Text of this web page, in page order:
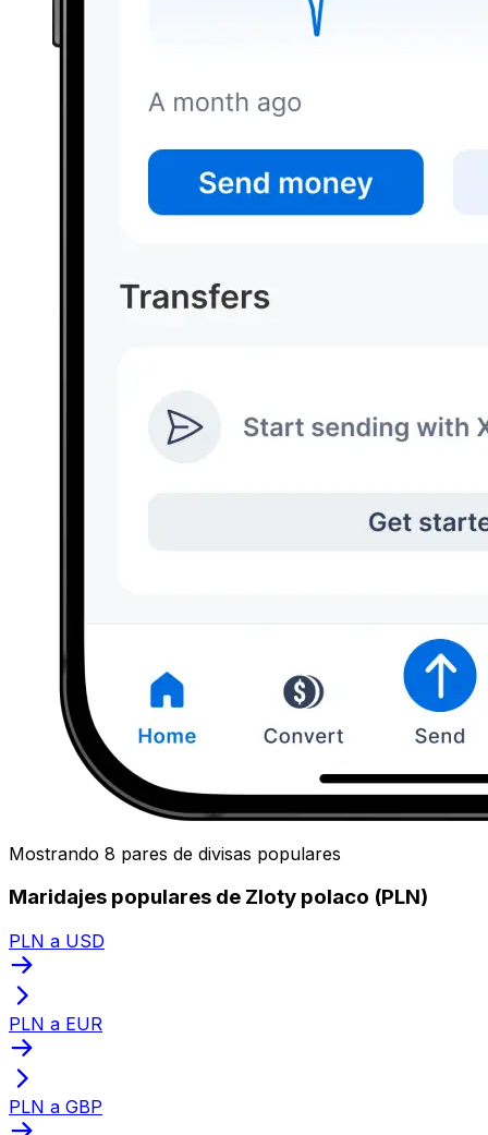
Mostrando 8 pares de divisas populares
Maridajes populares de Zloty polaco (PLN)
PLN a USD
PLN a EUR
PLN a GBP